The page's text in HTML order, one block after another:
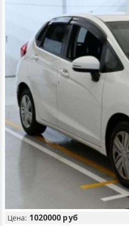
Цена: 1020000 руб